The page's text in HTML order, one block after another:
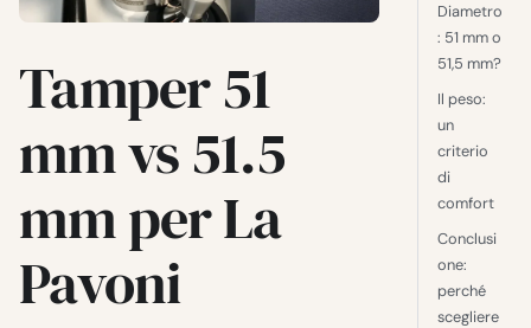
Tamper 51
mm vs 51.5
mm per La
Pavoni
Diametro
: 51 mm o
51,5 mm?
Il peso:
un
criterio
di
comfort
Conclusi
one:
perché
scegliere